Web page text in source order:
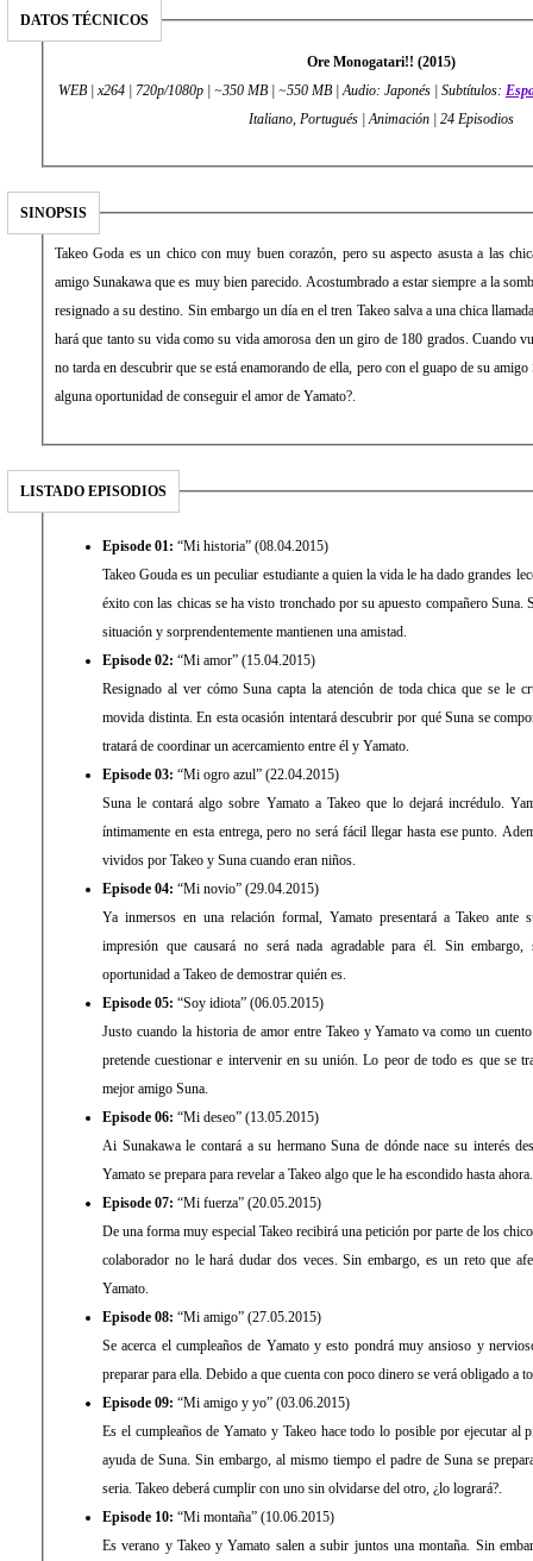
DATOS TÉCNICOS
Ore Monogatari!! (2015)
WEB | x264 | 720p/1080p | ~350 MB | ~550 MB | Audio: Japonés | Subtítulos:
Italiano, Portugués | Animación | 24 Episodios
SINOPSIS
Takeo Goda es un chico con muy buen corazón, pero su aspecto asusta a las
amigo Sunakawa que es muy bien parecido. Acostumbrado a estar siempre a la
resignado a su destino. Sin embargo un día en el tren Takeo salva a una chica
hará que tanto su vida como su vida amorosa den un giro de 180 grados. Cuando
no tarda en descubrir que se está enamorando de ella, pero con el guapo de su amigo
alguna oportunidad de conseguir el amor de Yamato?.
LISTADO EPISODIOS
Episode 01: “Mi historia” (08.04.2015)
Takeo Gouda es un peculiar estudiante a quien la vida le ha dado grandes
éxito con las chicas se ha visto tronchado por su apuesto compañero Suna.
situación y sorprendentemente mantienen una amistad.
Episode 02: “Mi amor” (15.04.2015)
Resignado al ver cómo Suna capta la atención de toda chica que se le
movida distinta. En esta ocasión intentará descubrir por qué Suna se
tratará de coordinar un acercamiento entre él y Yamato.
Episode 03: “Mi ogro azul” (22.04.2015)
Suna le contará algo sobre Yamato a Takeo que lo dejará incrédulo.
íntimamente en esta entrega, pero no será fácil llegar hasta ese punto.
vividos por Takeo y Suna cuando eran niños.
Episode 04: “Mi novio” (29.04.2015)
Ya inmersos en una relación formal, Yamato presentará a Takeo ante
impresión que causará no será nada agradable para él. Sin
oportunidad a Takeo de demostrar quién es.
Episode 05: “Soy idiota” (06.05.2015)
Justo cuando la historia de amor entre Takeo y Yamato va como un
pretende cuestionar e intervenir en su unión. Lo peor de todo es que se
mejor amigo Suna.
Episode 06: “Mi deseo” (13.05.2015)
Ai Sunakawa le contará a su hermano Suna de dónde nace su interés
Yamato se prepara para revelar a Takeo algo que le ha escondido hasta ahora.
Episode 07: “Mi fuerza” (20.05.2015)
De una forma muy especial Takeo recibirá una petición por parte de los
colaborador no le hará dudar dos veces. Sin embargo, es un reto que
Yamato.
Episode 08: “Mi amigo” (27.05.2015)
Se acerca el cumpleaños de Yamato y esto pondrá muy ansioso y
preparar para ella. Debido a que cuenta con poco dinero se verá obligado a
Episode 09: “Mi amigo y yo” (03.06.2015)
Es el cumpleaños de Yamato y Takeo hace todo lo posible por ejecutar al
ayuda de Suna. Sin embargo, al mismo tiempo el padre de Suna se
seria. Takeo deberá cumplir con uno sin olvidarse del otro, ¿lo logrará?.
Episode 10: “Mi montaña” (10.06.2015)
Es verano y Takeo y Yamato salen a subir juntos una montaña. Sin